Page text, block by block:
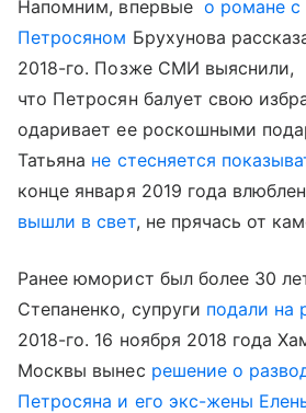
Напомним, впервые о романе с
Петросяном Брухунова
2018-го. Позже СМИ выяснили,
что Петросян балует свою
одаривает ее роскошными
Татьяна не стесняется
конце января 2019 года
вышли в свет, не прячась от
Ранее юморист был более 30
Степаненко, супруги подали на
2018-го. 16 ноября 2018 года
Москвы вынес решение о
Петросяна и его экс-жены